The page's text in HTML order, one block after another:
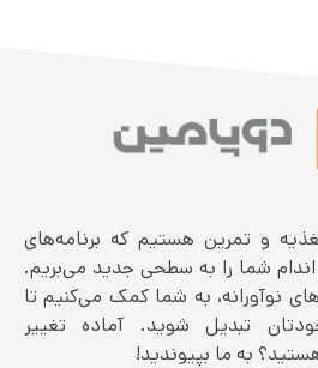
و تمرین هستیم که برنامه‌های
شما را به سطحی جدید می‌بریم.
نوآورانه، به شما کمک می‌کنیم تا
تبدیل شوید. آماده تغییر
به ما بپیوندید!